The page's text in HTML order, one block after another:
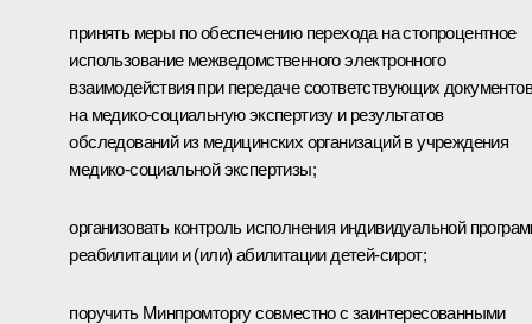
принять меры по обеспечению перехода на стопроцентное
использование межведомственного электронного
взаимодействия при передаче соответствующих документов
на медико-социальную экспертизу и результатов
обследований из медицинских организаций в учреждения
медико-социальной экспертизы;
организовать контроль исполнения индивидуальной
реабилитации и (или) абилитации детей-сирот;
поручить Минпромторгу совместно с заинтересованными